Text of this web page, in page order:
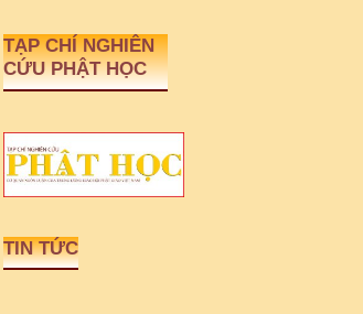
TẠP CHÍ NGHIÊN
CỨU PHẬT HỌC
TIN TỨC